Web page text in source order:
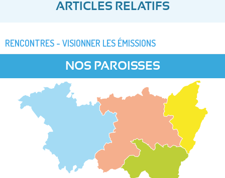
ARTICLES RELATIFS
RENCONTRES - VISIONNER LES ÉMISSIONS
NOS PAROISSES